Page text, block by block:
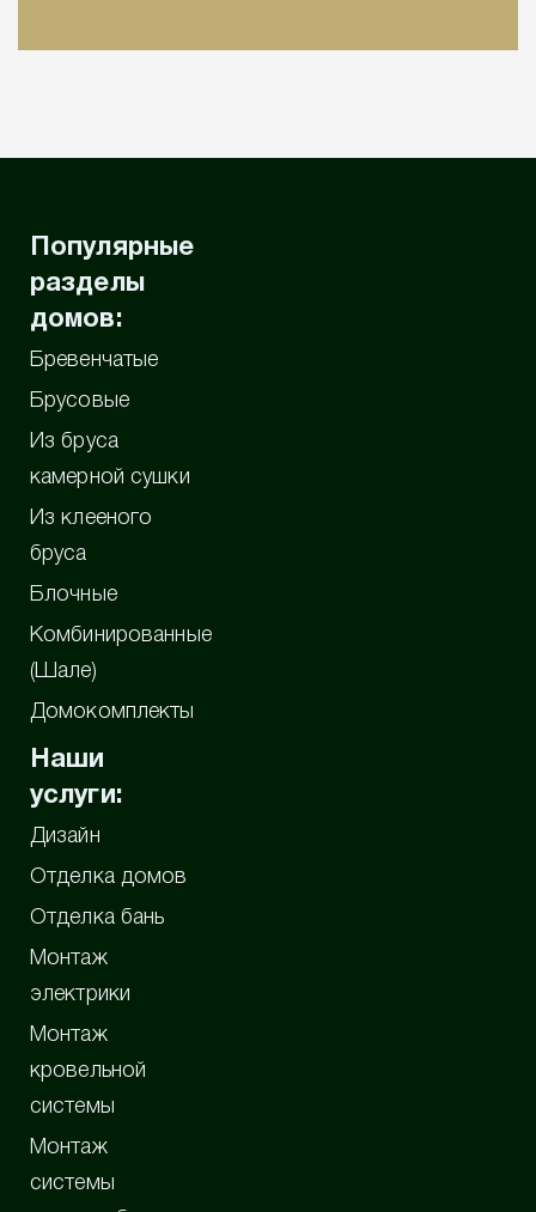
Популярные
разделы
домов:
Бревенчатые
Брусовые
Из бруса
камерной сушки
Из клееного
бруса
Блочные
Комбинированные
(Шале)
Домокомплекты
Наши
услуги:
Дизайн
Отделка домов
Отделка бань
Монтаж
электрики
Монтаж
кровельной
системы
Монтаж
системы